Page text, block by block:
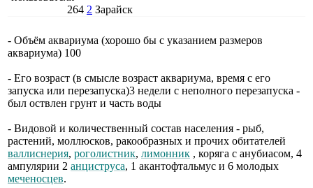
264 2 Зарайск
- Объём аквариума (хорошо бы с указанием размеров
аквариума) 100
- Его возраст (в смысле возраст аквариума, время с его
запуска или перезапуска)3 недели с неполного перезапуска -
был оствлен грунт и часть воды
- Видовой и количественный состав населения - рыб,
растений, моллюсков, ракообразных и прочих обитателей
валлиснерия, роголистник, лимонник , коряга с анубиасом, 4
ампулярии 2 анциструса, 1 акантофтальмус и 6 молодых
меченосцев.